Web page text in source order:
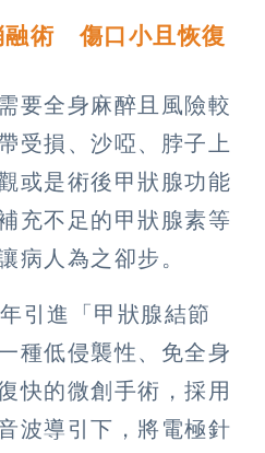
融術 傷口小且恢復
要全身麻醉且風險較
受損、沙啞、脖子上
或是術後甲狀腺功能
充不足的甲狀腺素等
病人為之卻步。
引進「甲狀腺結節
種低侵襲性、免全身
快的微創手術，採用
波導引下，將電極針